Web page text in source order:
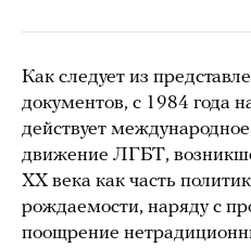
Как следует из
документов, с 1984 года
действует
движение ЛГБТ,
ХХ века как часть
рождаемости, наряду с
поощрение